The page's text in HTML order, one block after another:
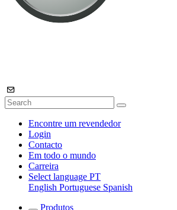
Encontre um revendedor
Login
Contacto
Em todo o mundo
Carreira
Select language PT
English Portuguese Spanish
Produtos